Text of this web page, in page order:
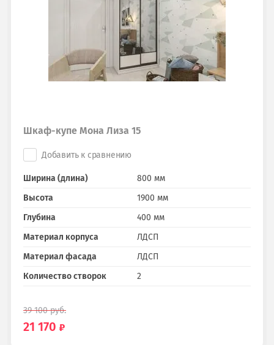
Шкаф-купе Мона Лиза 15
Добавить к сравнению
Ширина (длина)
800 мм
Высота
1900 мм
Глубина
400 мм
Материал корпуса
ЛДСП
Материал фасада
ЛДСП
Количество створок
2
39 100руб.
21 170